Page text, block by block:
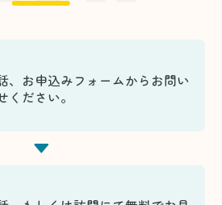
、お申込みフォームからお問い
ください。